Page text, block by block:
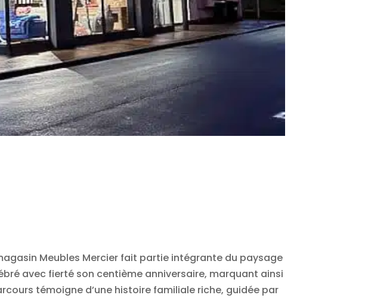
Meubles Mercier fait partie intégrante du paysage
avec fierté son centième anniversaire, marquant ainsi
témoigne d’une histoire familiale riche, guidée par